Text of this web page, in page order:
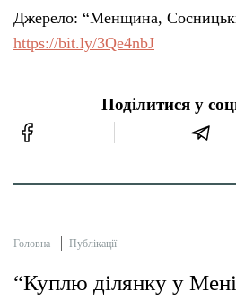
Джерело: “Менщина,
https://bit.ly/3Qe4nbJ
Поділитися у
Головна Публікації
“Куплю ділянку у